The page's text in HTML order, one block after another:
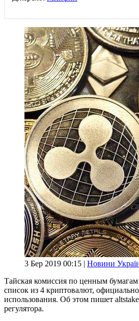
3 Бер 2019 00:15 | Новини
Тайская комиссия по ценным
список из 4 криптовалют,
использования. Об этом пишет
регулятора.